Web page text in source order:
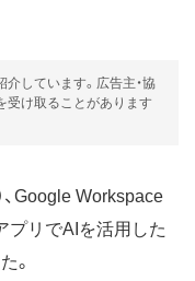
しています。広告主・協
受け取ることがあります
Google Workspace
プリでAIを活用した
。